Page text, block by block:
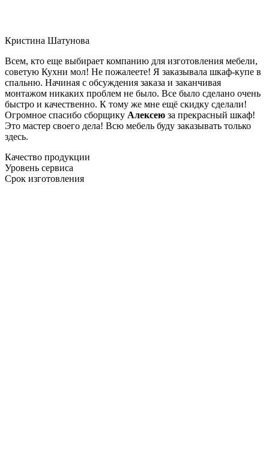
Кристина Шатунова
Всем, кто еще выбирает компанию для изготовления мебели,
советую Кухни мол! Не пожалеете! Я заказывала шкаф-купе в
спальню. Начиная с обсуждения заказа и заканчивая
монтажом никаких проблем не было. Все было сделано очень
быстро и качественно. К тому же мне ещё скидку сделали!
Огромное спасибо сборщику Алексею за прекрасный шкаф!
Это мастер своего дела! Всю мебель буду заказывать только
здесь.
Качество продукции
Уровень сервиса
Срок изготовления